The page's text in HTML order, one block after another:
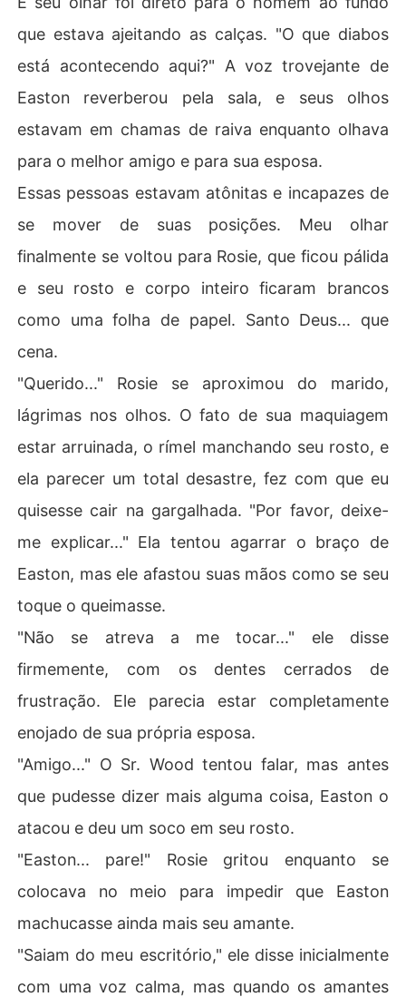
que estava ajeitando as calças. "O que diabos
está acontecendo aqui?" A voz trovejante de
Easton reverberou pela sala, e seus olhos
estavam em chamas de raiva enquanto olhava
para o melhor amigo e para sua esposa.
Essas pessoas estavam atônitas e incapazes de
se mover de suas posições. Meu olhar
finalmente se voltou para Rosie, que ficou pálida
e seu rosto e corpo inteiro ficaram brancos
como uma folha de papel. Santo Deus... que
cena.
"Querido..." Rosie se aproximou do marido,
lágrimas nos olhos. O fato de sua maquiagem
estar arruinada, o rímel manchando seu rosto, e
ela parecer um total desastre, fez com que eu
quisesse cair na gargalhada. "Por favor, deixe-
me explicar..." Ela tentou agarrar o braço de
Easton, mas ele afastou suas mãos como se seu
toque o queimasse.
"Não se atreva a me tocar..." ele disse
firmemente, com os dentes cerrados de
frustração. Ele parecia estar completamente
enojado de sua própria esposa.
"Amigo..." O Sr. Wood tentou falar, mas antes
que pudesse dizer mais alguma coisa, Easton o
atacou e deu um soco em seu rosto.
"Easton... pare!" Rosie gritou enquanto se
colocava no meio para impedir que Easton
machucasse ainda mais seu amante.
"Saiam do meu escritório," ele disse inicialmente
com uma voz calma, mas quando os amantes